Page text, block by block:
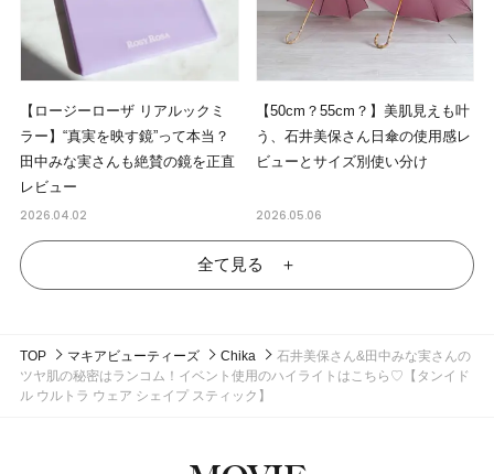
【ロージーローザ リアルックミ
ラー】“真実を映す鏡”って本当？
田中みな実さんも絶賛の鏡を正直
レビュー
2026.04.02
【50cm？55cm？】美肌見えも叶
う、石井美保さん日傘の使用感レ
ビューとサイズ別使い分け
2026.05.06
全て見る ＋
TOP マキアビューティーズ Chika
石井美保さん&田中みな実さんの
ツヤ肌の秘密はランコム！イベント使用のハイライトはこちら♡【タンイド
ル ウルトラ ウェア シェイプ スティック】